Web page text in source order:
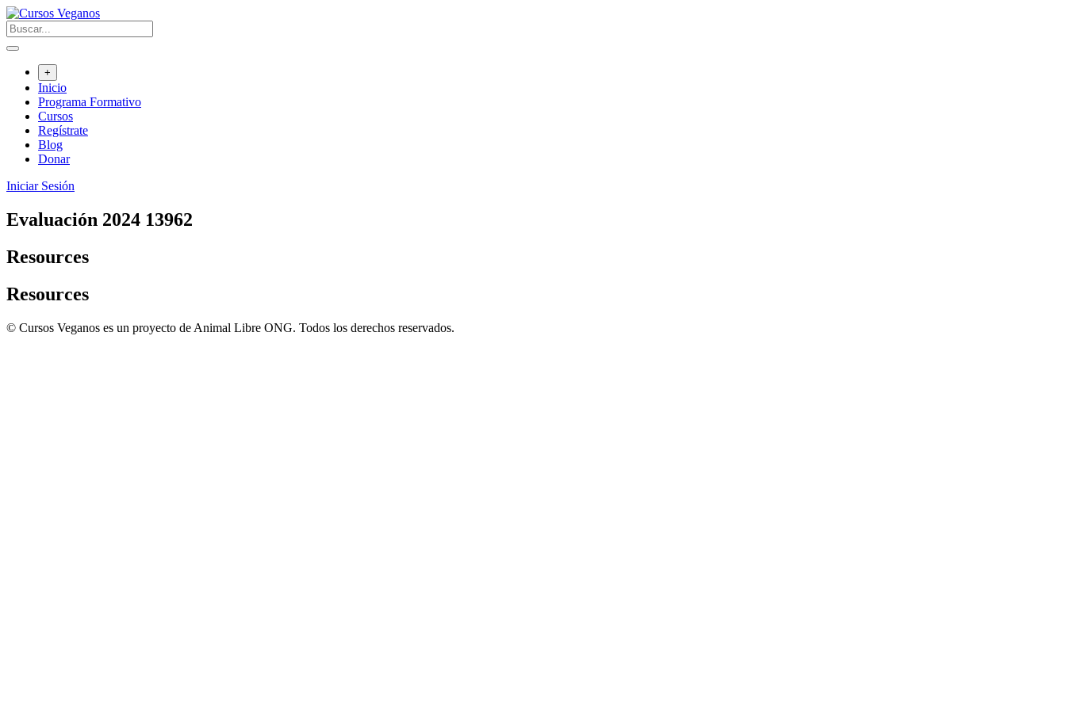
Saltar
al
contenido
+
Inicio
Programa Formativo
Cursos
Regístrate
Blog
Donar
Iniciar Sesión
Evaluación 2024 13962
Resources
Resources
© Cursos Veganos es un proyecto de Animal Libre ONG. Todos los derechos reservados.